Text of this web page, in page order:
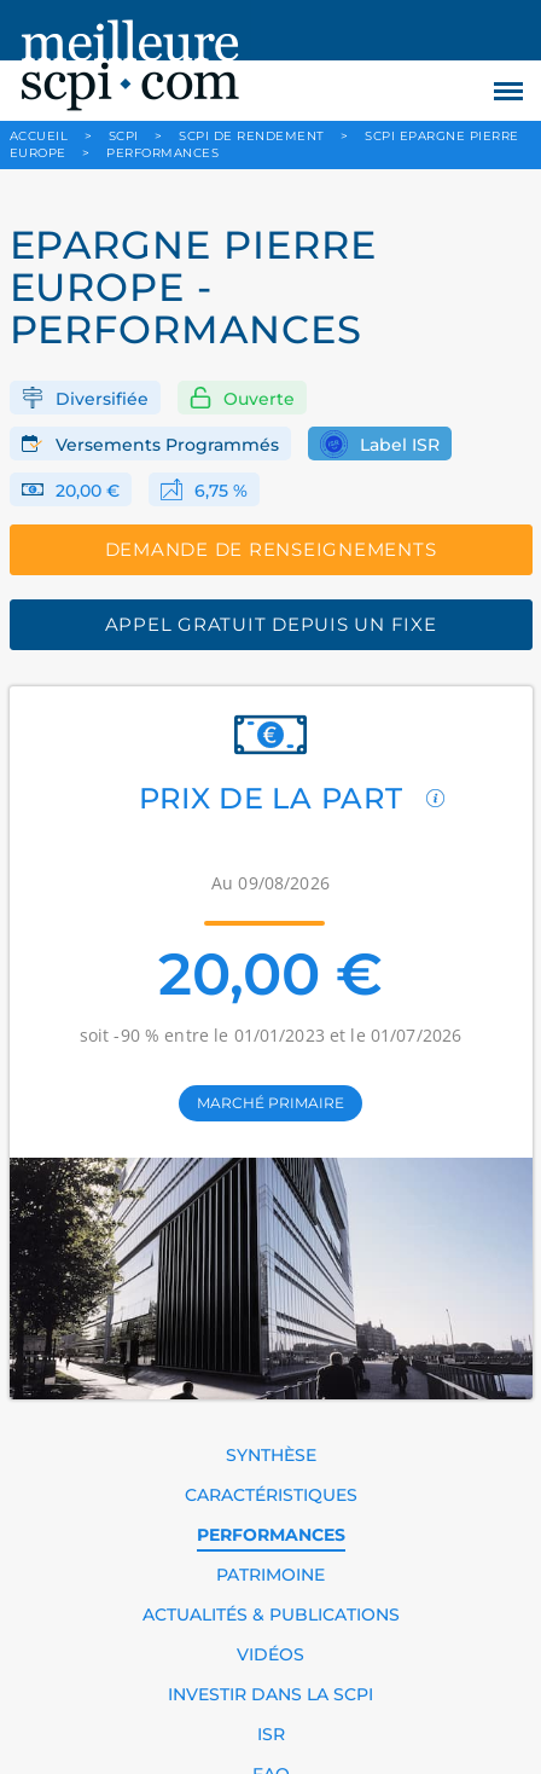
ACCUEIL > SCPI > SCPI DE RENDEMENT >
SCPI EPARGNE PIERRE
EUROPE
> PERFORMANCES
EPARGNE PIERRE
EUROPE -
PERFORMANCES
Diversifiée Ouverte
Versements Programmés Label ISR
20,00 € 6,75 %
DEMANDE DE RENSEIGNEMENTS
APPEL GRATUIT DEPUIS UN FIXE
PRIX DE LA PART
Au 09/08/2026
20,00 €
soit -90 % entre le 01/01/2023 et le 01/07/2026
MARCHÉ PRIMAIRE
SYNTHÈSE
CARACTÉRISTIQUES
PERFORMANCES
PATRIMOINE
ACTUALITÉS & PUBLICATIONS
VIDÉOS
INVESTIR DANS LA SCPI
ISR